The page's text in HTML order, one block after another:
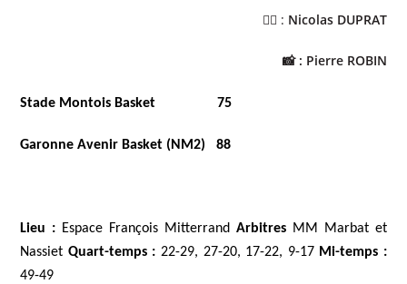
✍🏻 : Nicolas DUPRAT
📸 : Pierre ROBIN
Stade Montois Basket 75
Garonne Avenir Basket (NM2) 88
Lieu : Espace François Mitterrand Arbitres MM Marbat et
Nassiet Quart-temps : 22-29, 27-20, 17-22, 9-17 Mi-temps :
49-49